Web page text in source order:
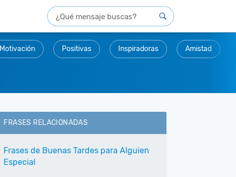
Motivación Positivas Inspiradoras Amistad
FRASES RELACIONADAS
Frases de Buenas Tardes para Alguien
Especial